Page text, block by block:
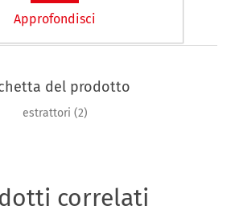
del prodotto
estrattori (2)
correlati
Approfondisci